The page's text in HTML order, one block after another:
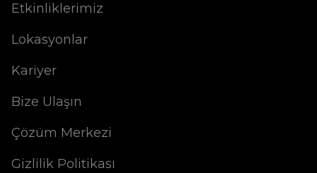
Etkinliklerimiz
Lokasyonlar
Kariyer
Bize Ulaşın
Çözüm Merkezi
Gizlilik Politikası